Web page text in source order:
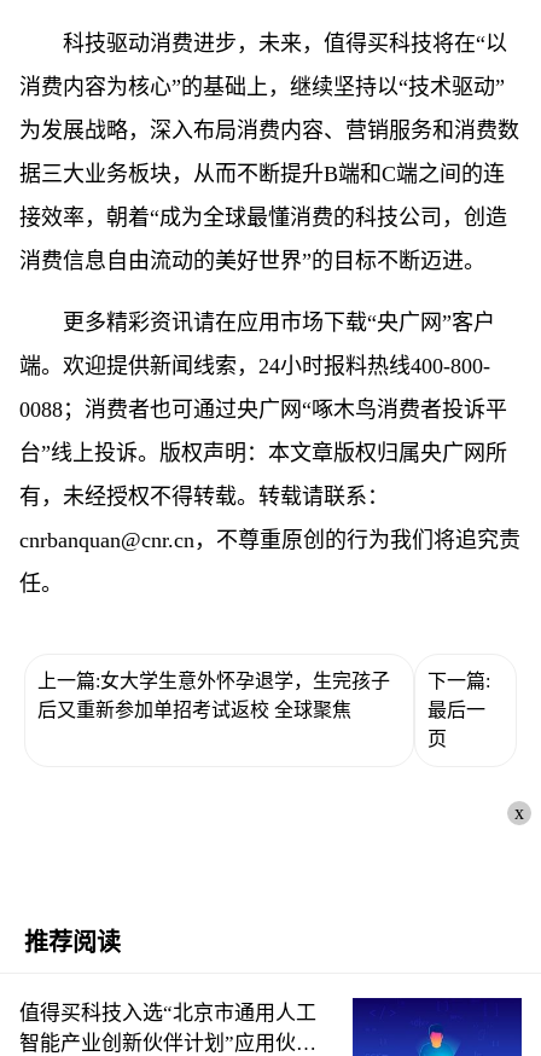
科技驱动消费进步，未来，值得买科技将在“以
消费内容为核心”的基础上，继续坚持以“技术驱动”
为发展战略，深入布局消费内容、营销服务和消费数
据三大业务板块，从而不断提升B端和C端之间的连
接效率，朝着“成为全球最懂消费的科技公司，创造
消费信息自由流动的美好世界”的目标不断迈进。
更多精彩资讯请在应用市场下载“央广网”客户
端。欢迎提供新闻线索，24小时报料热线400-800-
0088；消费者也可通过央广网“啄木鸟消费者投诉平
台”线上投诉。版权声明：本文章版权归属央广网所
有，未经授权不得转载。转载请联系：
cnrbanquan@cnr.cn，不尊重原创的行为我们将追究责
任。
上一篇:女大学生意外怀孕退学，生完孩子
后又重新参加单招考试返校 全球聚焦
下一篇:
最后一
页
x
推荐阅读
值得买科技入选“北京市通用人工
智能产业创新伙伴计划”应用伙伴